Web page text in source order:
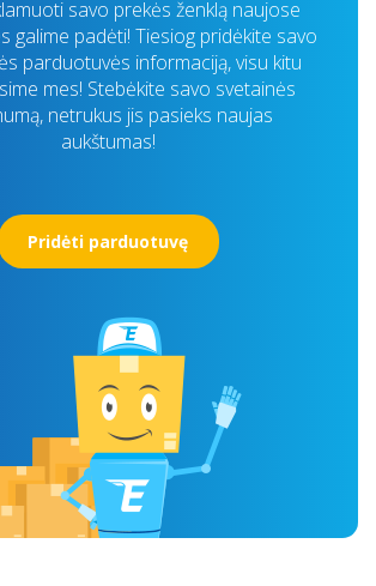
savo prekės ženklą naujose
galime padėti! Tiesiog pridėkite savo
parduotuvės informaciją, visu kitu
mes! Stebėkite savo svetainės
netrukus jis pasieks naujas
aukštumas!
Pridėti parduotuvę